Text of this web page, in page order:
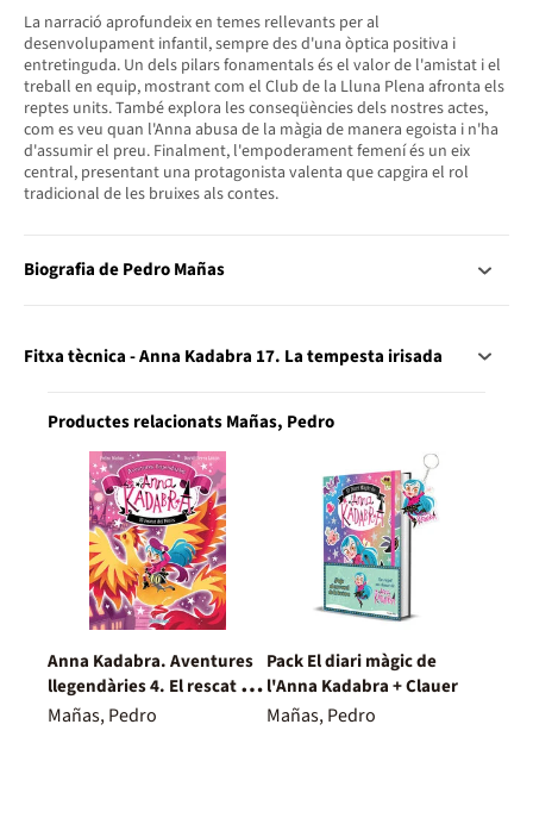
La narració aprofundeix en temes rellevants per al
desenvolupament infantil, sempre des d'una òptica positiva i
entretinguda. Un dels pilars fonamentals és el valor de l'amistat i el
treball en equip, mostrant com el Club de la Lluna Plena afronta els
reptes units. També explora les conseqüències dels nostres actes,
com es veu quan l'Anna abusa de la màgia de manera egoista i n'ha
d'assumir el preu. Finalment, l'empoderament femení és un eix
central, presentant una protagonista valenta que capgira el rol
tradicional de les bruixes als contes.
Biografia de Pedro Mañas
Fitxa tècnica - Anna Kadabra 17. La tempesta irisada
Productes relacionats Mañas, Pedro
Anna Kadabra. Aventures
llegendàries 4. El rescat del
Fènix
Mañas, Pedro
Pack El diari màgic de
l'Anna Kadabra + Clauer
Mañas, Pedro